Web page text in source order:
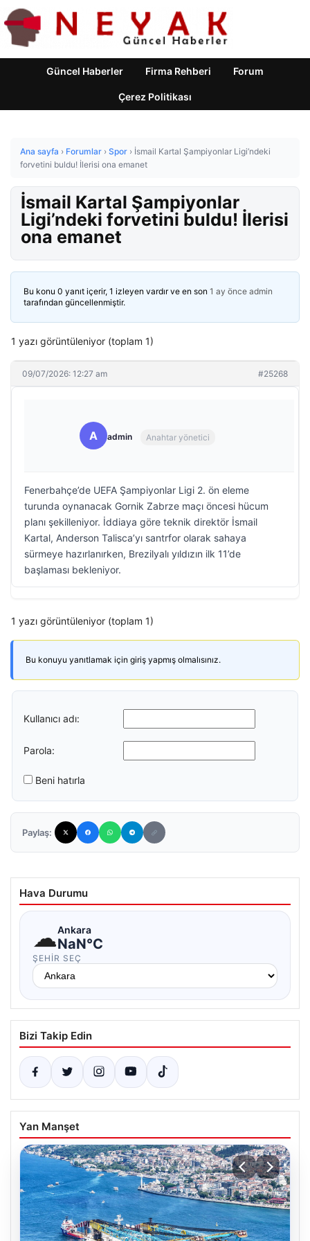
Güncel Haberler Firma Rehberi Forum
Çerez Politikası
Ana sayfa › Forumlar › Spor › İsmail Kartal Şampiyonlar Ligi’ndeki
forvetini buldu! İlerisi ona emanet
İsmail Kartal Şampiyonlar
Ligi’ndeki forvetini buldu! İlerisi
ona emanet
Bu konu 0 yanıt içerir, 1 izleyen vardır ve en son 1 ay önce admin
tarafından güncellenmiştir.
1 yazı görüntüleniyor (toplam 1)
09/07/2026: 12:27 am #25268
A admin Anahtar yönetici
Fenerbahçe’de UEFA Şampiyonlar Ligi 2. ön eleme
turunda oynanacak Gornik Zabrze maçı öncesi hücum
planı şekilleniyor. İddiaya göre teknik direktör İsmail
Kartal, Anderson Talisca’yı santrfor olarak sahaya
sürmeye hazırlanırken, Brezilyalı yıldızın ilk 11’de
başlaması bekleniyor.
1 yazı görüntüleniyor (toplam 1)
Bu konuyu yanıtlamak için giriş yapmış olmalısınız.
Kullanıcı adı:
Parola:
Beni hatırla
Paylaş:
Hava Durumu
☁Ankara
NaN°C
ŞEHIR SEÇ
Bizi Takip Edin
Yan Manşet